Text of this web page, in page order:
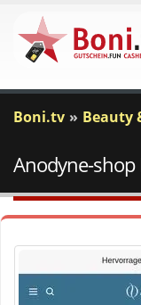
Boni.tv Beauty
Anodyne-